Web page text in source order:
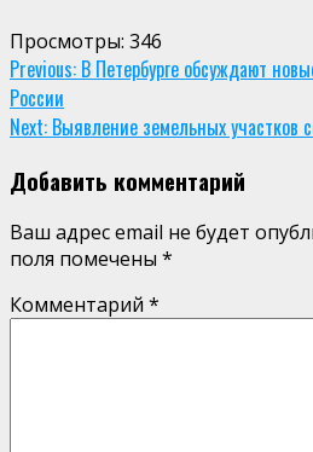
Просмотры: 346
Continue
Reading
Previous: В Петербурге обсуждают
России
Next: Выявление земельных участков
Добавить комментарий
Ваш адрес email не будет
поля помечены *
Комментарий *